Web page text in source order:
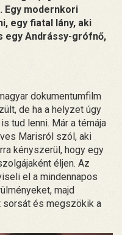
Egy modernkori
egy fiatal lány, aki
egy Andrássy-grófnő,
dokumentumfilm
de ha a helyzet úgy
tud lenni. Már a témája
Marisról szól, aki
kényszerül, hogy egy
éljen. Az
el a mindennapos
majd
sorsát és megszökik a